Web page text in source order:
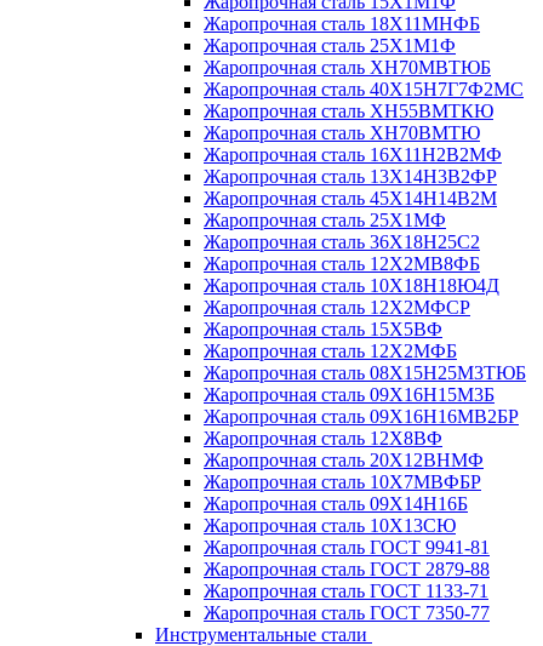
Жаропрочная сталь 18Х11МНФБ
Жаропрочная сталь 25Х1М1Ф
Жаропрочная сталь ХН70МВТЮБ
Жаропрочная сталь 40Х15Н7Г7Ф2МС
Жаропрочная сталь ХН55ВМТКЮ
Жаропрочная сталь ХН70ВМТЮ
Жаропрочная сталь 16Х11Н2В2МФ
Жаропрочная сталь 13Х14Н3В2ФР
Жаропрочная сталь 45Х14Н14В2М
Жаропрочная сталь 25Х1МФ
Жаропрочная сталь 36Х18Н25С2
Жаропрочная сталь 12Х2МВ8ФБ
Жаропрочная сталь 10Х18Н18Ю4Д
Жаропрочная сталь 12Х2МФСР
Жаропрочная сталь 15Х5ВФ
Жаропрочная сталь 12Х2МФБ
Жаропрочная сталь 08Х15Н25М3ТЮБ
Жаропрочная сталь 09Х16Н15М3Б
Жаропрочная сталь 09Х16Н16МВ2БР
Жаропрочная сталь 12Х8ВФ
Жаропрочная сталь 20Х12ВНМФ
Жаропрочная сталь 10Х7МВФБР
Жаропрочная сталь 09Х14Н16Б
Жаропрочная сталь 10Х13СЮ
Жаропрочная сталь ГОСТ 9941-81
Жаропрочная сталь ГОСТ 2879-88
Жаропрочная сталь ГОСТ 1133-71
Жаропрочная сталь ГОСТ 7350-77
Инструментальные стали